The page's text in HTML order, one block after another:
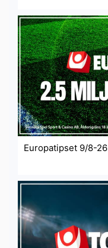
Europatipset 9/8-26